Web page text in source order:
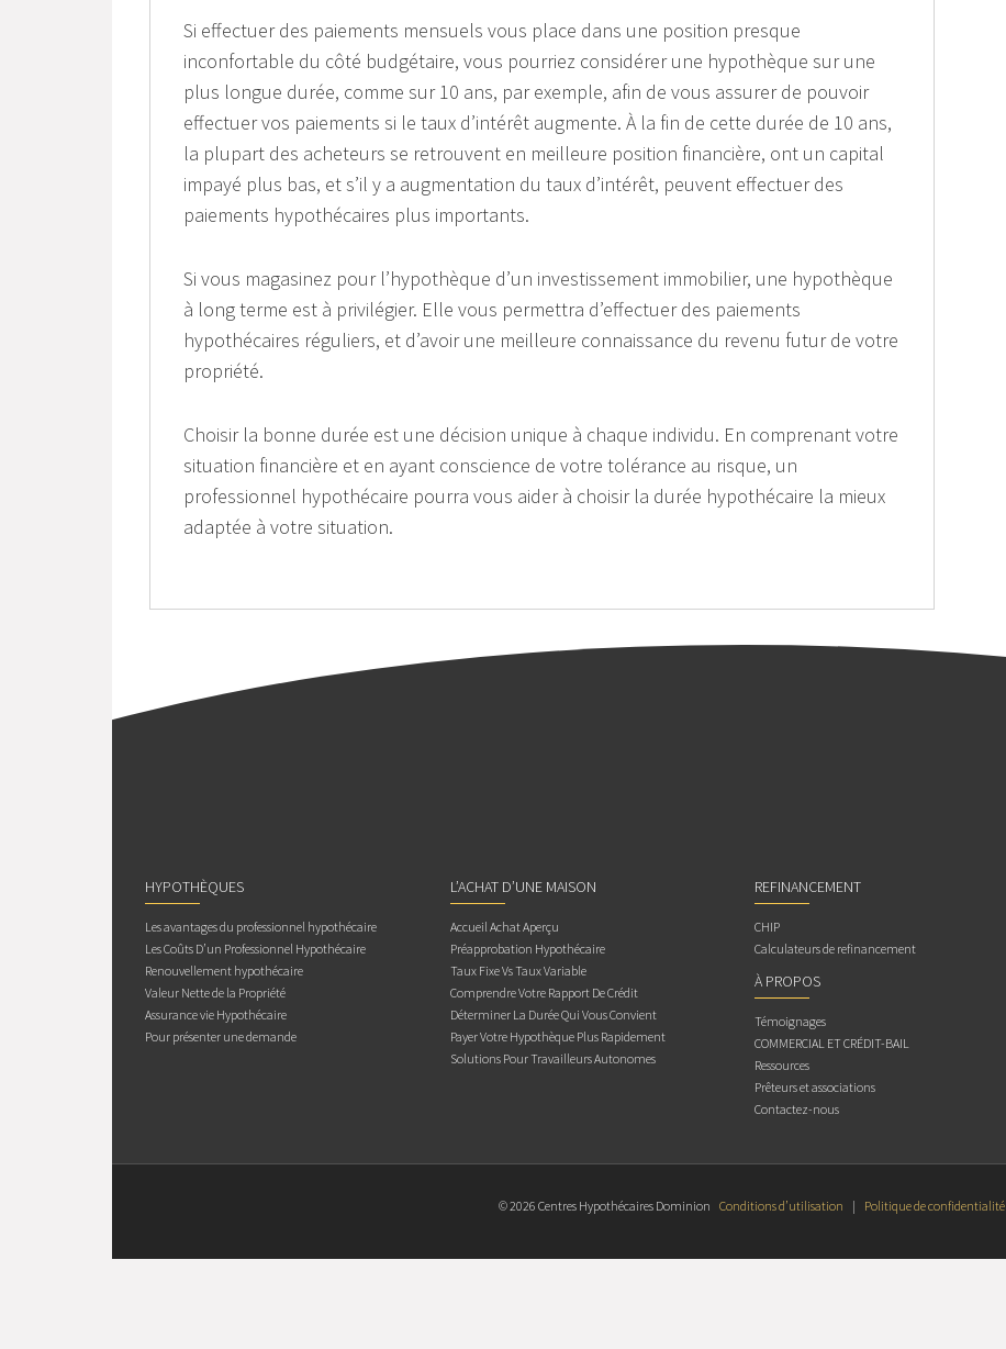
Si effectuer des paiements mensuels vous place dans une position presque
inconfortable du côté budgétaire, vous pourriez considérer une hypothèque sur une
plus longue durée, comme sur 10 ans, par exemple, afin de vous assurer de pouvoir
effectuer vos paiements si le taux d’intérêt augmente. À la fin de cette durée de 10 ans,
la plupart des acheteurs se retrouvent en meilleure position financière, ont un capital
impayé plus bas, et s’il y a augmentation du taux d’intérêt, peuvent effectuer des
paiements hypothécaires plus importants.
Si vous magasinez pour l’hypothèque d’un investissement immobilier, une hypothèque
à long terme est à privilégier. Elle vous permettra d’effectuer des paiements
hypothécaires réguliers, et d’avoir une meilleure connaissance du revenu futur de votre
propriété.
Choisir la bonne durée est une décision unique à chaque individu. En comprenant votre
situation financière et en ayant conscience de votre tolérance au risque, un
professionnel hypothécaire pourra vous aider à choisir la durée hypothécaire la mieux
adaptée à votre situation.
HYPOTHÈQUES
Les avantages du professionnel hypothécaire
Les Coûts D’un Professionnel Hypothécaire
Renouvellement hypothécaire
Valeur Nette de la Propriété
Assurance vie Hypothécaire
Pour présenter une demande
L’ACHAT D’UNE MAISON
Accueil Achat Aperçu
Préapprobation Hypothécaire
Taux Fixe Vs Taux Variable
Comprendre Votre Rapport De Crédit
Déterminer La Durée Qui Vous Convient
Payer Votre Hypothèque Plus Rapidement
Solutions Pour Travailleurs Autonomes
REFINANCEMENT
CHIP
Calculateurs de refinancement
À PROPOS
Témoignages
COMMERCIAL ET CRÉDIT-BAIL
Ressources
Prêteurs et associations
Contactez-nous
© 2026 Centres Hypothécaires Dominion Conditions d’utilisation | Politique de confidentialité